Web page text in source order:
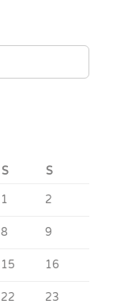
S S
1 2
8 9
15 16
22 23